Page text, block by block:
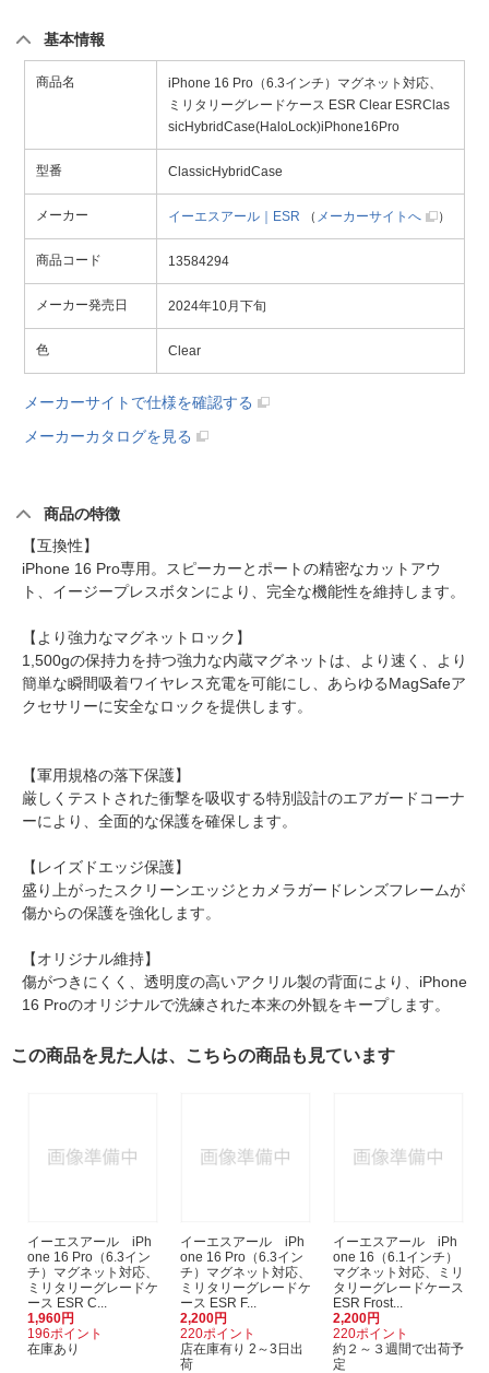
基本情報
商品名
iPhone 16 Pro（6.3インチ）マグネット対応、
ミリタリーグレードケース ESR Clear ESRClas
sicHybridCase(HaloLock)iPhone16Pro
型番 ClassicHybridCase
メーカー イーエスアール｜ESR （ メーカーサイトへ ）
商品コード 13584294
メーカー発売日 2024年10月下旬
色 Clear
メーカーサイトで仕様を確認する
メーカーカタログを見る
商品の特徴
【互換性】
iPhone 16 Pro専用。スピーカーとポートの精密なカットアウ
ト、イージープレスボタンにより、完全な機能性を維持します。
【より強力なマグネットロック】
1,500gの保持力を持つ強力な内蔵マグネットは、より速く、より
簡単な瞬間吸着ワイヤレス充電を可能にし、あらゆるMagSafeア
クセサリーに安全なロックを提供します。
【軍用規格の落下保護】
厳しくテストされた衝撃を吸収する特別設計のエアガードコーナ
ーにより、全面的な保護を確保します。
【レイズドエッジ保護】
盛り上がったスクリーンエッジとカメラガードレンズフレームが
傷からの保護を強化します。
【オリジナル維持】
傷がつきにくく、透明度の高いアクリル製の背面により、iPhone
16 Proのオリジナルで洗練された本来の外観をキープします。
この商品を見た人は、こちらの商品も見ています
イーエスアール iPh
one 16 Pro（6.3イン
チ）マグネット対応、
ミリタリーグレードケ
ース ESR C...
1,960円
196ポイント
在庫あり
イーエスアール iPh
one 16 Pro（6.3イン
チ）マグネット対応、
ミリタリーグレードケ
ース ESR F...
2,200円
220ポイント
店在庫有り 2～3日出
荷
イーエスアール iPh
one 16（6.1インチ）
マグネット対応、ミリ
タリーグレードケース
ESR Frost...
2,200円
220ポイント
約２～３週間で出荷予
定